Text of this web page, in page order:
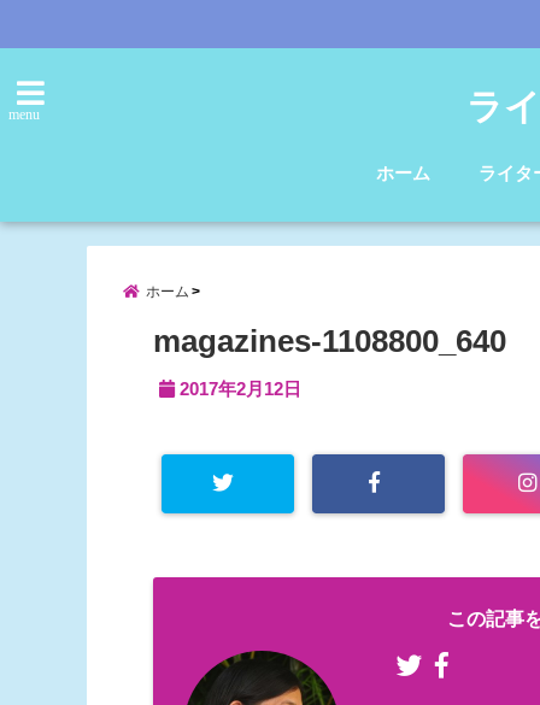
menu ラ
ホーム ライタ
ホーム
magazines-1108800_640
2017年2月12日
この記事